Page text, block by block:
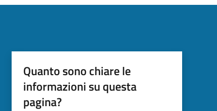
Quanto sono chiare le
informazioni su questa
pagina?